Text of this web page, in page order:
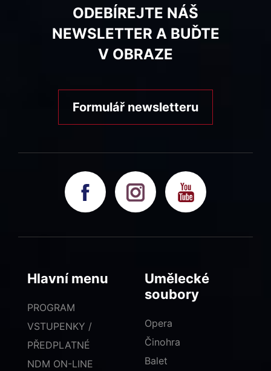
ODEBÍREJTE NÁŠ
NEWSLETTER A BUĎTE
V OBRAZE
Formulář newsletteru
Hlavní menu
PROGRAM
VSTUPENKY /
PŘEDPLATNÉ
NDM ON-LINE
Umělecké
soubory
Opera
Činohra
Balet